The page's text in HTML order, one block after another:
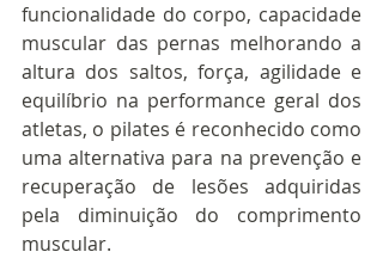
funcionalidade do corpo, capacidade
muscular das pernas melhorando a
altura dos saltos, força, agilidade e
equilíbrio na performance geral dos
atletas, o pilates é reconhecido como
uma alternativa para na prevenção e
recuperação de lesões adquiridas
pela diminuição do comprimento
muscular.